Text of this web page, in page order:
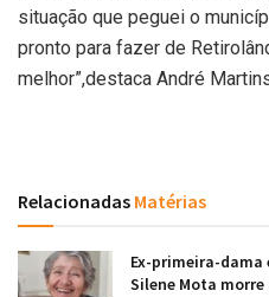
situação que peguei o
pronto para fazer de
melhor”,destaca André
Relacionadas Matérias
Ex-primeira-dama
Silene Mota morre